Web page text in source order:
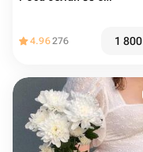
4.96276 1 800